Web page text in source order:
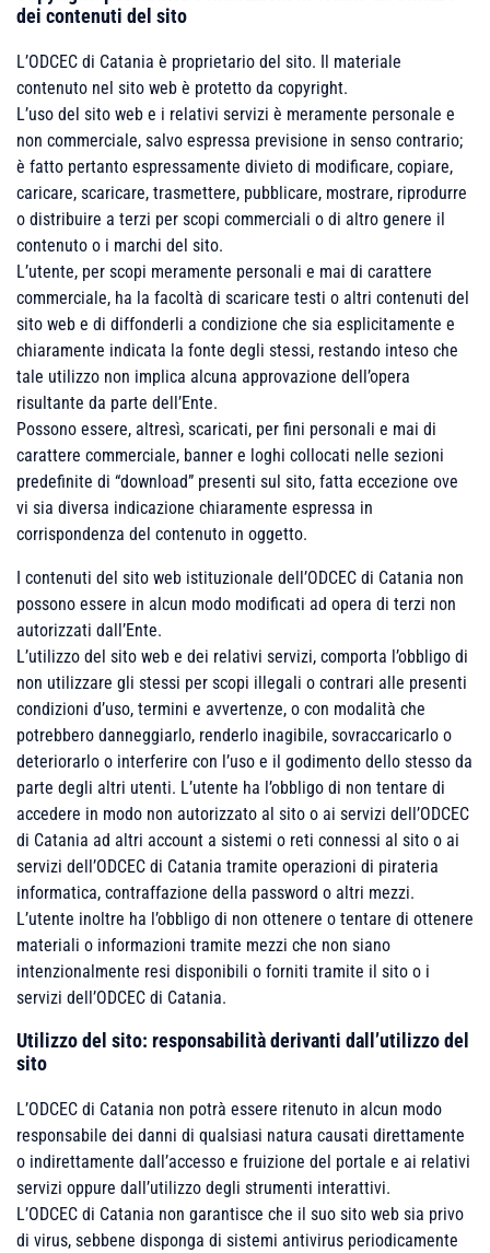
dei contenuti del sito
L’ODCEC di Catania è proprietario del sito. Il materiale
contenuto nel sito web è protetto da copyright.
L’uso del sito web e i relativi servizi è meramente personale e
non commerciale, salvo espressa previsione in senso contrario;
è fatto pertanto espressamente divieto di modificare, copiare,
caricare, scaricare, trasmettere, pubblicare, mostrare, riprodurre
o distribuire a terzi per scopi commerciali o di altro genere il
contenuto o i marchi del sito.
L’utente, per scopi meramente personali e mai di carattere
commerciale, ha la facoltà di scaricare testi o altri contenuti del
sito web e di diffonderli a condizione che sia esplicitamente e
chiaramente indicata la fonte degli stessi, restando inteso che
tale utilizzo non implica alcuna approvazione dell’opera
risultante da parte dell’Ente.
Possono essere, altresì, scaricati, per fini personali e mai di
carattere commerciale, banner e loghi collocati nelle sezioni
predefinite di “download” presenti sul sito, fatta eccezione ove
vi sia diversa indicazione chiaramente espressa in
corrispondenza del contenuto in oggetto.
I contenuti del sito web istituzionale dell’ODCEC di Catania non
possono essere in alcun modo modificati ad opera di terzi non
autorizzati dall’Ente.
L’utilizzo del sito web e dei relativi servizi, comporta l’obbligo di
non utilizzare gli stessi per scopi illegali o contrari alle presenti
condizioni d’uso, termini e avvertenze, o con modalità che
potrebbero danneggiarlo, renderlo inagibile, sovraccaricarlo o
deteriorarlo o interferire con l’uso e il godimento dello stesso da
parte degli altri utenti. L’utente ha l’obbligo di non tentare di
accedere in modo non autorizzato al sito o ai servizi dell’ODCEC
di Catania ad altri account a sistemi o reti connessi al sito o ai
servizi dell’ODCEC di Catania tramite operazioni di pirateria
informatica, contraffazione della password o altri mezzi.
L’utente inoltre ha l’obbligo di non ottenere o tentare di ottenere
materiali o informazioni tramite mezzi che non siano
intenzionalmente resi disponibili o forniti tramite il sito o i
servizi dell’ODCEC di Catania.
Utilizzo del sito: responsabilità derivanti dall’utilizzo del
sito
L’ODCEC di Catania non potrà essere ritenuto in alcun modo
responsabile dei danni di qualsiasi natura causati direttamente
o indirettamente dall’accesso e fruizione del portale e ai relativi
servizi oppure dall’utilizzo degli strumenti interattivi.
L’ODCEC di Catania non garantisce che il suo sito web sia privo
di virus, sebbene disponga di sistemi antivirus periodicamente